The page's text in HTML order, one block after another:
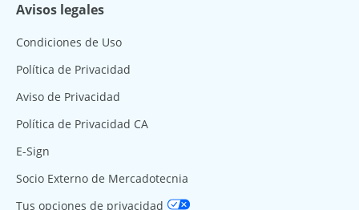
Avisos legales
Condiciones de Uso
Política de Privacidad
Aviso de Privacidad
Política de Privacidad CA
E-Sign
Socio Externo de Mercadotecnia
Tus opciones de privacidad